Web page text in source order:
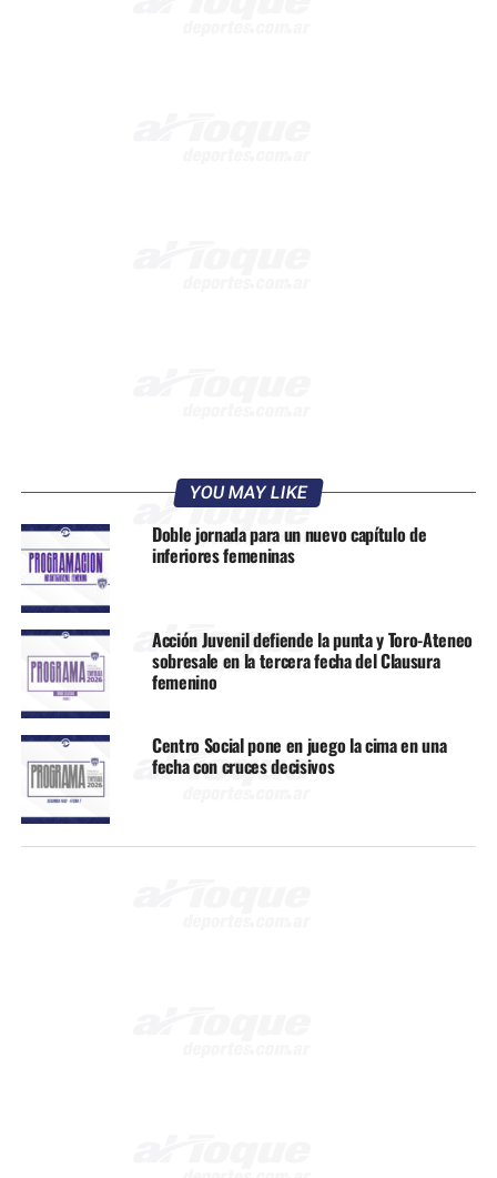
YOU MAY LIKE
Doble jornada para un nuevo capítulo de
inferiores femeninas
Acción Juvenil defiende la punta y Toro-Ateneo
sobresale en la tercera fecha del Clausura
femenino
Centro Social pone en juego la cima en una
fecha con cruces decisivos